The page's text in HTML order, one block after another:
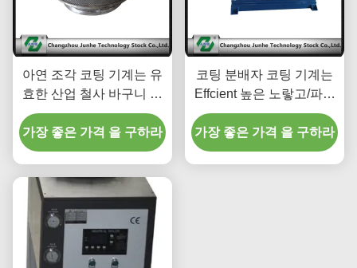
아연 조각 코팅 기계는 유
효한 산업 철사 바구니 각
종 모양을 분해합니다
가장 좋은 가격 을 구하라
코팅 분배자 코팅 기계는
Effcient 높은 노랗고/파란
색깔을 분해합니다
가장 좋은 가격 을 구하라